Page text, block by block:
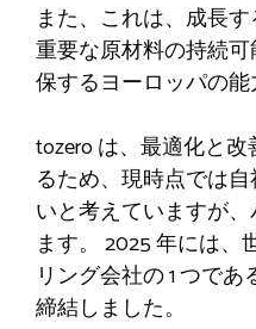
また、これは、成長
重要な原材料の持続
保するヨーロッパの能
tozero は、最適化と
るため、現時点では
いと考えていますが
ます。 2025 年には
リング会社の 1 つで
締結しました。